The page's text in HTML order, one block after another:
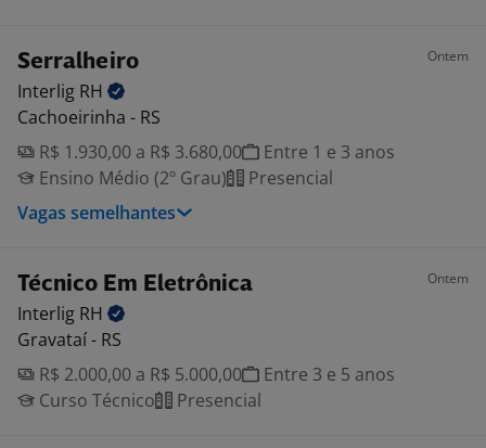
Serralheiro Ontem
Interlig RH
Cachoeirinha - RS
R$ 1.930,00 a R$ 3.680,00
Entre 1 e 3 anos
Ensino Médio (2º Grau)
Presencial
Vagas semelhantes
Técnico Em Eletrônica Ontem
Interlig RH
Gravataí - RS
R$ 2.000,00 a R$ 5.000,00
Entre 3 e 5 anos
Curso Técnico
Presencial